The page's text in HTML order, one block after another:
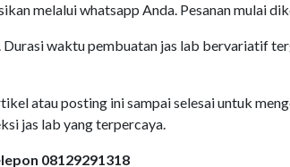
melalui whatsapp Anda. Pesanan mulai
waktu pembuatan jas lab bervariatif
atau posting ini sampai selesai untuk
jas lab yang terpercaya.
08129291318